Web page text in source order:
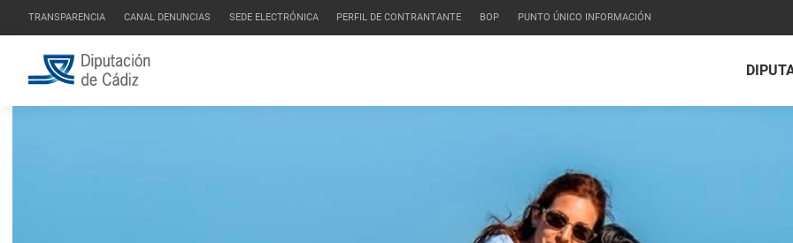
TRANSPARENCIA CANAL DENUNCIAS SEDE ELECTRÓNICA PERFIL DE CONTRANTANTE BOP PUNTO ÚNICO INFORMACIÓN